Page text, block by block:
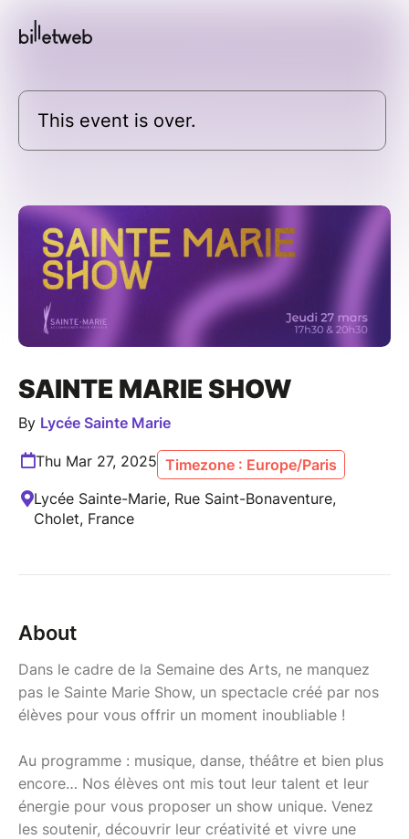
This event is over.
SAINTE MARIE SHOW
By Lycée Sainte Marie
Thu Mar 27, 2025 Timezone : Europe/Paris
Lycée Sainte-Marie, Rue Saint-Bonaventure,
Cholet, France
About
Dans le cadre de la Semaine des Arts, ne manquez
pas le Sainte Marie Show, un spectacle créé par nos
élèves pour vous offrir un moment inoubliable !
Au programme : musique, danse, théâtre et bien plus
encore… Nos élèves ont mis tout leur talent et leur
énergie pour vous proposer un show unique. Venez
les soutenir, découvrir leur créativité et vivre une